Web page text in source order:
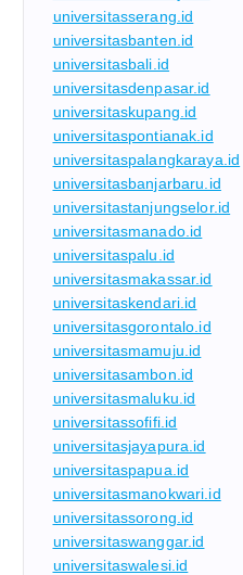
universitasserang.id
universitasbanten.id
universitasbali.id
universitasdenpasar.id
universitaskupang.id
universitaspontianak.id
universitaspalangkaraya.id
universitasbanjarbaru.id
universitastanjungselor.id
universitasmanado.id
universitaspalu.id
universitasmakassar.id
universitaskendari.id
universitasgorontalo.id
universitasmamuju.id
universitasambon.id
universitasmaluku.id
universitassofifi.id
universitasjayapura.id
universitaspapua.id
universitasmanokwari.id
universitassorong.id
universitaswanggar.id
universitaswalesi.id